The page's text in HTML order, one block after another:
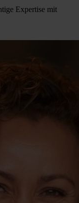
Expertise mit